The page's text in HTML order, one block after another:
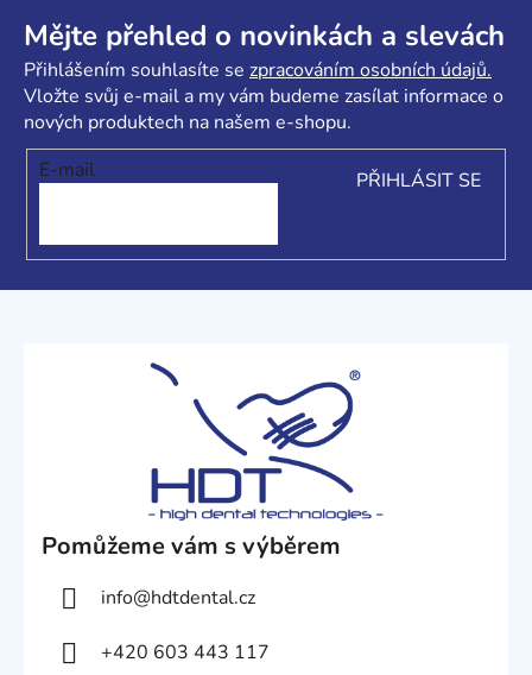
Mějte přehled o novinkách a slevách
Přihlášením souhlasíte se zpracováním osobních údajů.
Vložte svůj e-mail a my vám budeme zasílat informace o
nových produktech na našem e-shopu.
E-mail
PŘIHLÁSIT SE
Pomůžeme vám s výběrem
info@hdtdental.cz
+420 603 443 117